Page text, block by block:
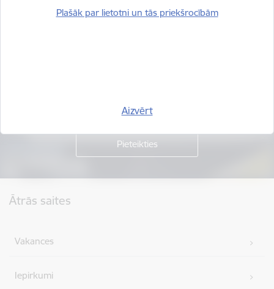
Plašāk par lietotni un tās priekšrocībām
Aizvērt
Ātrās saites
Vakances
Iepirkumi